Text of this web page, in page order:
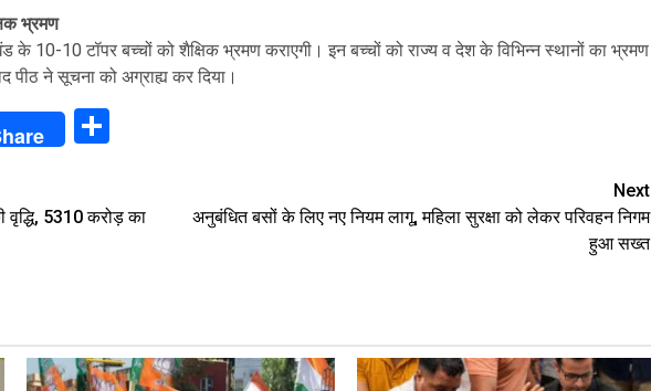
भ्रमण
के 10-10 टॉपर बच्चों को शैक्षिक भ्रमण कराएगी। इन बच्चों को राज्य व देश के विभिन्न स्थानों का भ्रमण
पीठ ने सूचना को अग्राह्य कर दिया।
वृद्धि, 5310 करोड़ का
Next
अनुबंधित बसों के लिए नए नियम लागू, महिला सुरक्षा को लेकर परिवहन निगम
हुआ सख्त